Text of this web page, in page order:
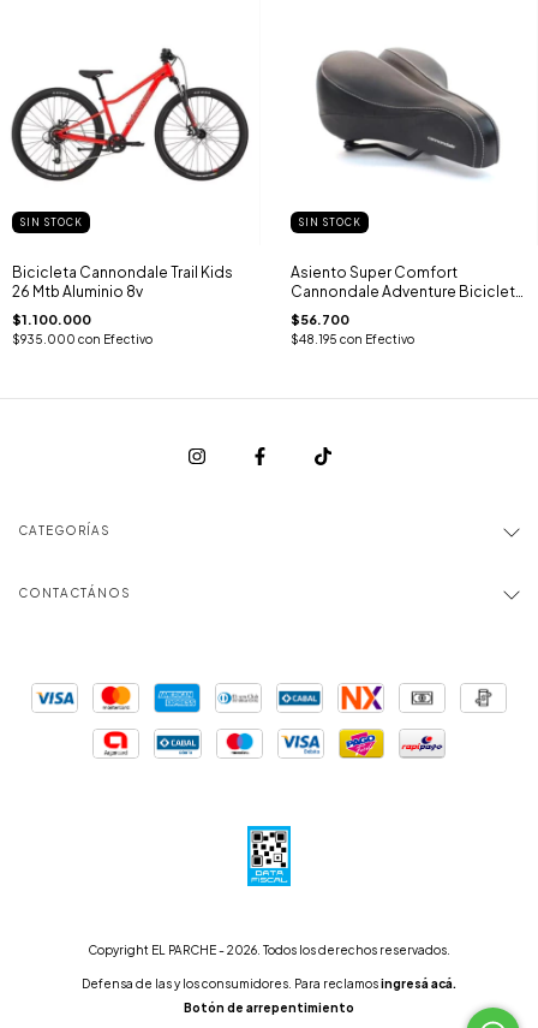
SIN STOCK
Bicicleta Cannondale Trail Kids
26 Mtb Aluminio 8v
$1.100.000
$935.000 con Efectivo
SIN STOCK
Asiento Super Comfort
Cannondale Adventure Bicicleta
Paseo
$56.700
$48.195 con Efectivo
CATEGORÍAS
CONTACTÁNOS
Copyright EL PARCHE - 2026. Todos los derechos reservados.
Defensa de las y los consumidores. Para reclamosingresá acá.
Botón de arrepentimiento